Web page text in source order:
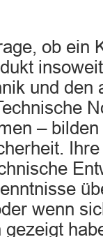
ob ein
und den
–
wenn
gezeigt